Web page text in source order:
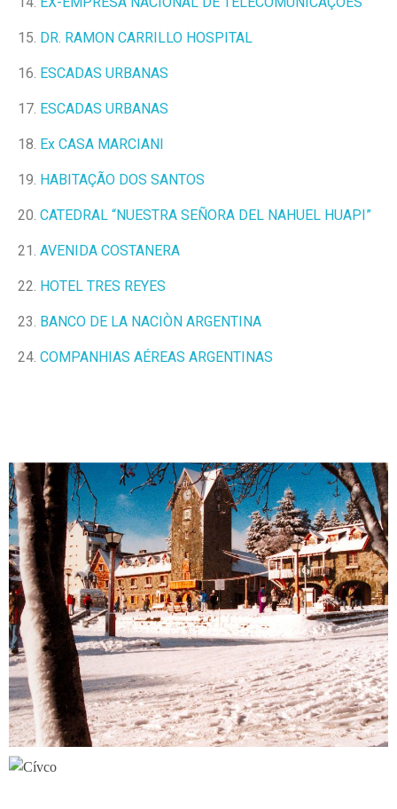
15. DR. RAMON CARRILLO HOSPITAL
16. ESCADAS URBANAS
17. ESCADAS URBANAS
18. Ex CASA MARCIANI
19. HABITAÇÃO DOS SANTOS
20. CATEDRAL “NUESTRA SEÑORA DEL NAHUEL HUAPI”
21. AVENIDA COSTANERA
22. HOTEL TRES REYES
23. BANCO DE LA NACIÒN ARGENTINA
24. COMPANHIAS AÉREAS ARGENTINAS